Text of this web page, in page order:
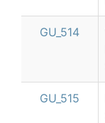
GU_514
GU_515